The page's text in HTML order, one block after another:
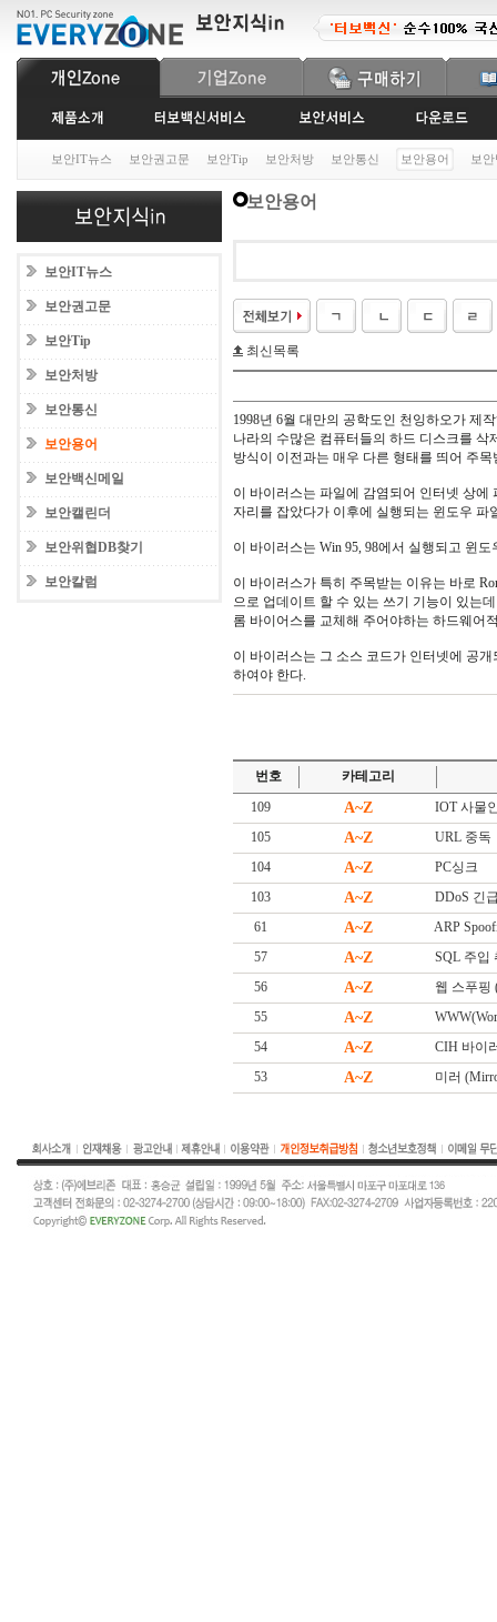
보안IT뉴스 보안권고문 보안Tip 보안처방 보안통신 보안용어 보
보안IT뉴스
보안권고문
보안Tip
보안처방
보안통신
보안용어
보안백신메일
보안캘린더
보안위협DB찾기
보안칼럼
보안용어
최신목록
1998년 6월 대만의 공학도인 천잉하오가 제
나라의 수많은 컴퓨터들의 하드 디스크를
방식이 이전과는 매우 다른 형태를 띄어 주목
이 바이러스는 파일에 감염되어 인터넷 상
자리를 잡았다가 이후에 실행되는 윈도우 파
이 바이러스는 Win 95, 98에서 실행되고 윈
이 바이러스가 특히 주목받는 이유는 바로
으로 업데이트 할 수 있는 쓰기 기능이 있는
롬 바이어스를 교체해 주어야하는 하드웨어
이 바이러스는 그 소스 코드가 인터넷에 공
하여야 한다.
번호
카테고리
109
A~Z
IOT 사물
105
A~Z
URL 중독
104
A~Z
PC싱크
103
A~Z
DDoS 긴
61
A~Z
ARP
57
A~Z
SQL 주입
56
A~Z
웹 스푸핑
55
A~Z
54
A~Z
CIH 바이
53
A~Z 미러